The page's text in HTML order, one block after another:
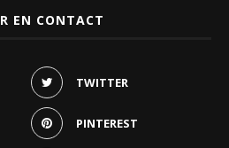
EN CONTACT
TWITTER
PINTEREST